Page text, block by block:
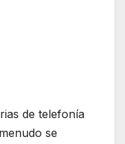
de telefonía
se